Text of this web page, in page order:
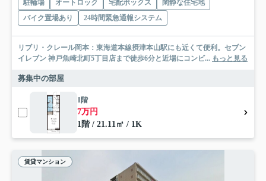
駐輪場 オートロック 宅配ボックス
閑静な住宅地
バイク置場あり
24時間緊急通報システム
リブリ・クレール岡本：東海道本線摂津本山駅にも近くて便利。セブン
イレブン 神戸魚崎北町5丁目店まで徒歩6分と近場にコンビ... もっと見る
募集中の部屋
1階
7万円
1階 / 21.11㎡ / 1K
賃貸マンション